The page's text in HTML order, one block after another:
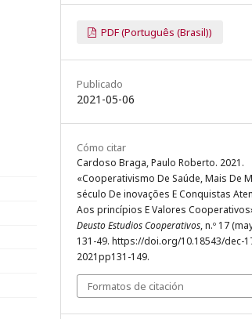
PDF (Português (Brasil))
Publicado
2021-05-06
Cómo citar
Cardoso Braga, Paulo Roberto. 2021.
«Cooperativismo De Saúde, Mais De
século De inovações E Conquistas
Aos princípios E Valores
Deusto Estudios Cooperativos, n.º 17
131-49. https://doi.org/10.18543/dec-
2021pp131-149.
Formatos de citación